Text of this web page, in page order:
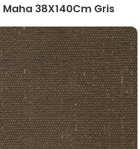
38X140Cm Gris